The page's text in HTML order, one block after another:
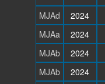
MJAd
2024
MJAa
2024
MJAb
2024
MJAb
2024